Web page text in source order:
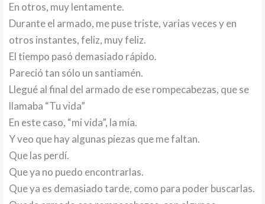
En otros, muy lentamente.
Durante el armado, me puse triste, varias veces y en
otros instantes, feliz, muy feliz.
El tiempo pasó demasiado rápido.
Pareció tan sólo un santiamén.
Llegué al final del armado de ese rompecabezas, que se
llamaba “Tu vida”
En este caso, “mi vida”, la mía.
Y veo que hay algunas piezas que me faltan.
Que las perdí.
Que ya no puedo encontrarlas.
Que ya es demasiado tarde, como para poder buscarlas.